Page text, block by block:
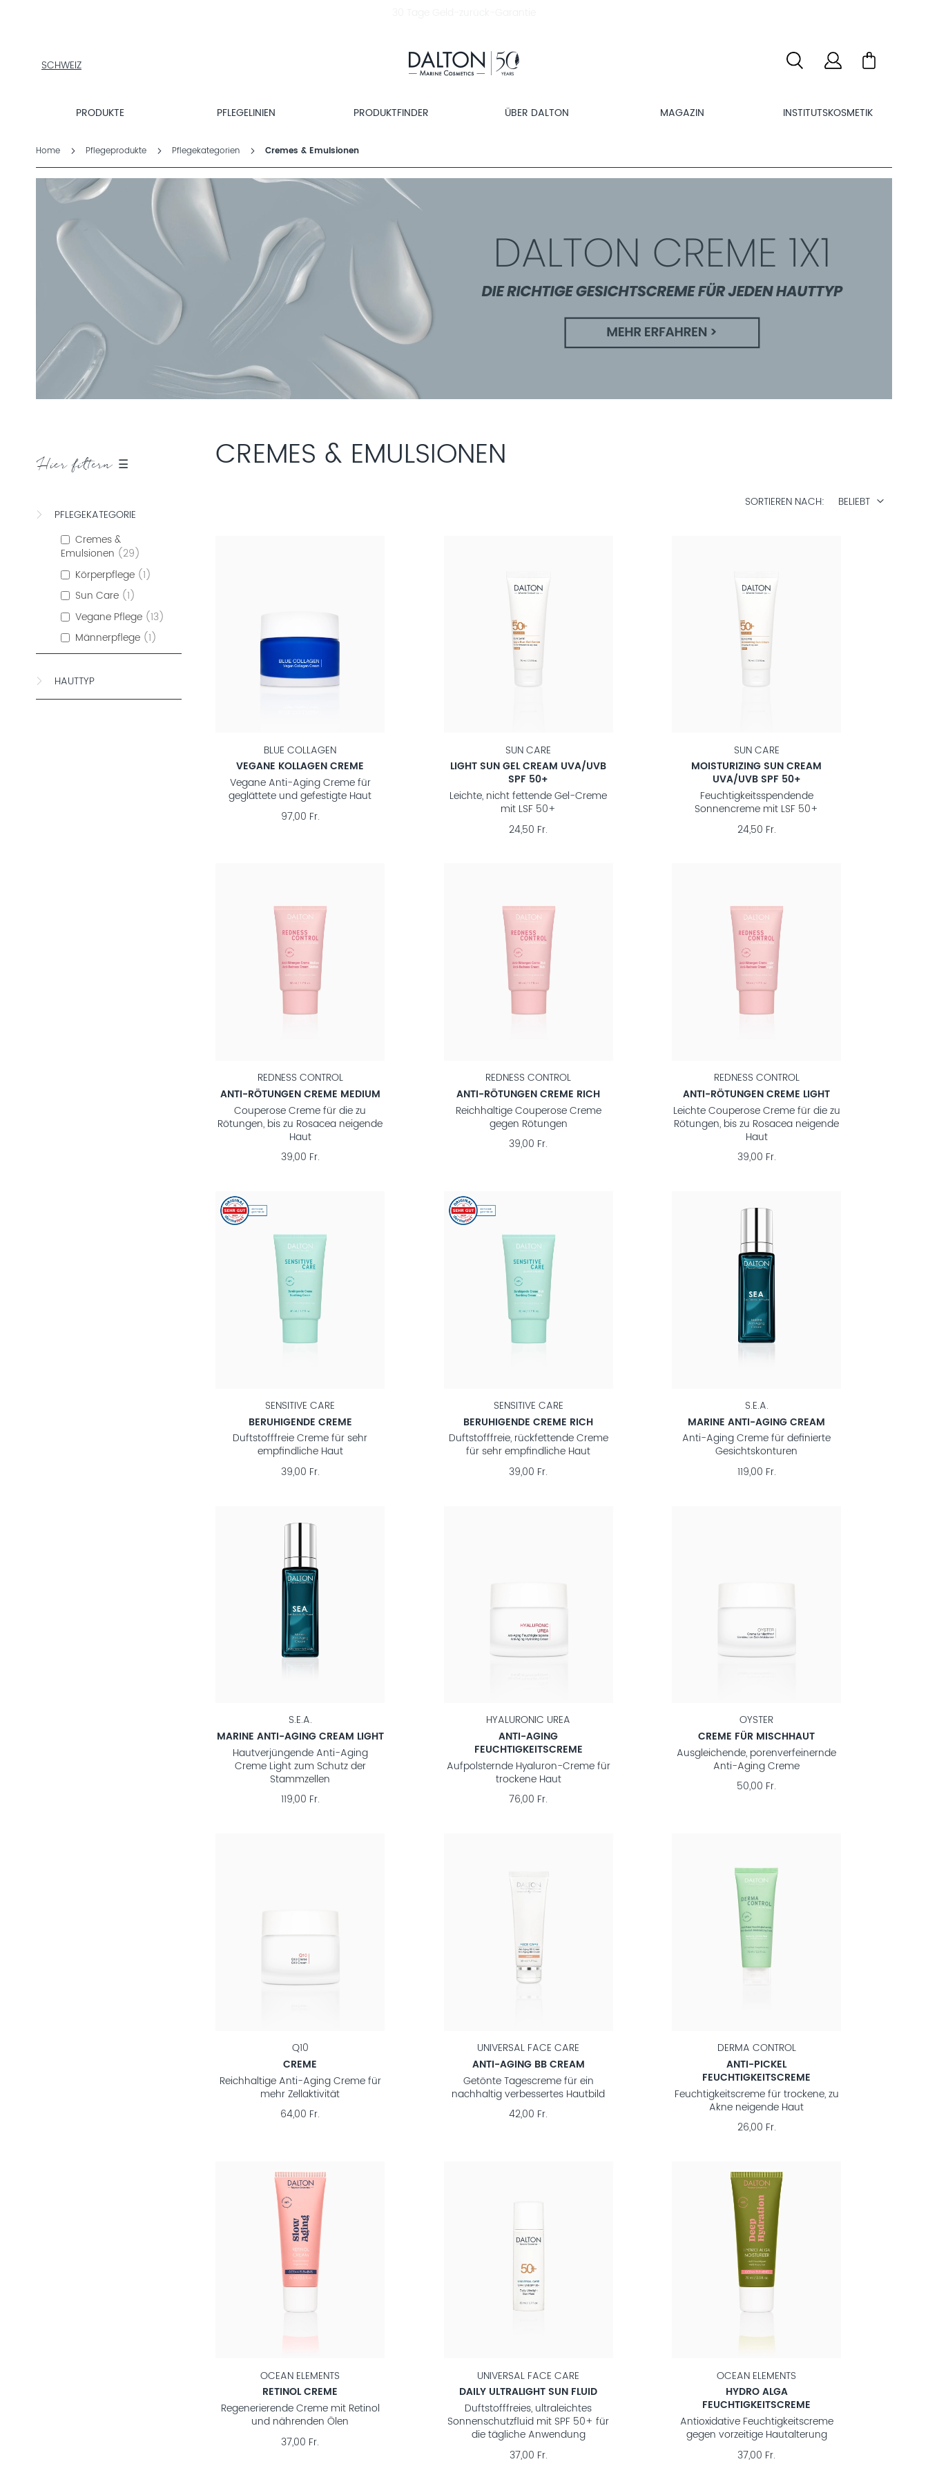
SCHWEIZ
INSTITUTSKOSMETIKPRODUKTE PFLEGELINIEN PRODUKTFINDER ÜBER DALTON MAGAZIN INSTITUTSKOSMETIK
Home Pflegeprodukte Pflegekategorien Cremes & Emulsionen
CREMES & EMULSIONEN
SORTIEREN NACH BELIEBT
BLUE COLLAGEN
VEGANE KOLLAGEN CREME
Vegane Anti-Aging Creme für
geglättete und gefestigte Haut
97,00 Fr.
SUN CARE
LIGHT SUN GEL CREAM UVA/UVB
SPF 50+
Leichte, nicht fettende Gel-Creme
mit LSF 50+
24,50 Fr.
SUN CARE
MOISTURIZING SUN CREAM
UVA/UVB SPF 50+
Feuchtigkeitsspendende
Sonnencreme mit LSF 50+
24,50 Fr.
REDNESS CONTROL
ANTI-RÖTUNGEN CREME MEDIUM
Couperose Creme für die zu
Rötungen, bis zu Rosacea neigende
Haut
39,00 Fr.
REDNESS CONTROL
ANTI-RÖTUNGEN CREME RICH
Reichhaltige Couperose Creme
gegen Rötungen
39,00 Fr.
REDNESS CONTROL
ANTI-RÖTUNGEN CREME LIGHT
Leichte Couperose Creme für die zu
Rötungen, bis zu Rosacea neigende
Haut
39,00 Fr.
SENSITIVE CARE
BERUHIGENDE CREME
Duftstofffreie Creme für sehr
empfindliche Haut
39,00 Fr.
SENSITIVE CARE
BERUHIGENDE CREME RICH
Duftstofffreie, rückfettende Creme
für sehr empfindliche Haut
39,00 Fr.
S.E.A.
MARINE ANTI-AGING CREAM
Anti-Aging Creme für definierte
Gesichtskonturen
119,00 Fr.
S.E.A.
MARINE ANTI-AGING CREAM LIGHT
Hautverjüngende Anti-Aging
Creme Light zum Schutz der
Stammzellen
119,00 Fr.
HYALURONIC UREA
ANTI-AGING
FEUCHTIGKEITSCREME
Aufpolsternde Hyaluron-Creme für
trockene Haut
76,00 Fr.
OYSTER
CREME FÜR MISCHHAUT
Ausgleichende, porenverfeinernde
Anti-Aging Creme
50,00 Fr.
Q10
CREME
Reichhaltige Anti-Aging Creme für
mehr Zellaktivität
64,00 Fr.
UNIVERSAL FACE CARE
ANTI-AGING BB CREAM
Getönte Tagescreme für ein
nachhaltig verbessertes Hautbild
42,00 Fr.
DERMA CONTROL
ANTI-PICKEL
FEUCHTIGKEITSCREME
Feuchtigkeitscreme für trockene, zu
Akne neigende Haut
26,00 Fr.
OCEAN ELEMENTS
RETINOL CREME
Regenerierende Creme mit Retinol
und nährenden Ölen
37,00 Fr.
UNIVERSAL FACE CARE
DAILY ULTRALIGHT SUN FLUID
Duftstofffreies, ultraleichtes
Sonnenschutzfluid mit SPF 50+ für
die tägliche Anwendung
37,00 Fr.
OCEAN ELEMENTS
HYDRO ALGA
FEUCHTIGKEITSCREME
Antioxidative Feuchtigkeitscreme
gegen vorzeitige Hautalterung
37,00 Fr.
Hier filtern ☰
PFLEGEKATEGORIE
Cremes &
Emulsionen
29
Körperpflege 1
Sun Care 1
Vegane Pflege 13
Männerpflege 1
HAUTTYP